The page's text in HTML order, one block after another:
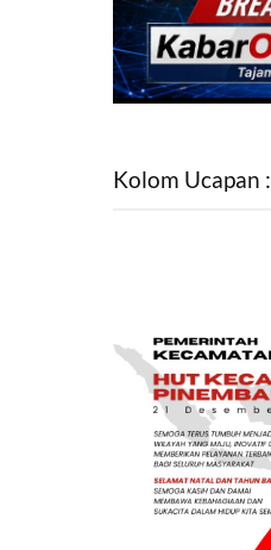
Kolom Ucapan :